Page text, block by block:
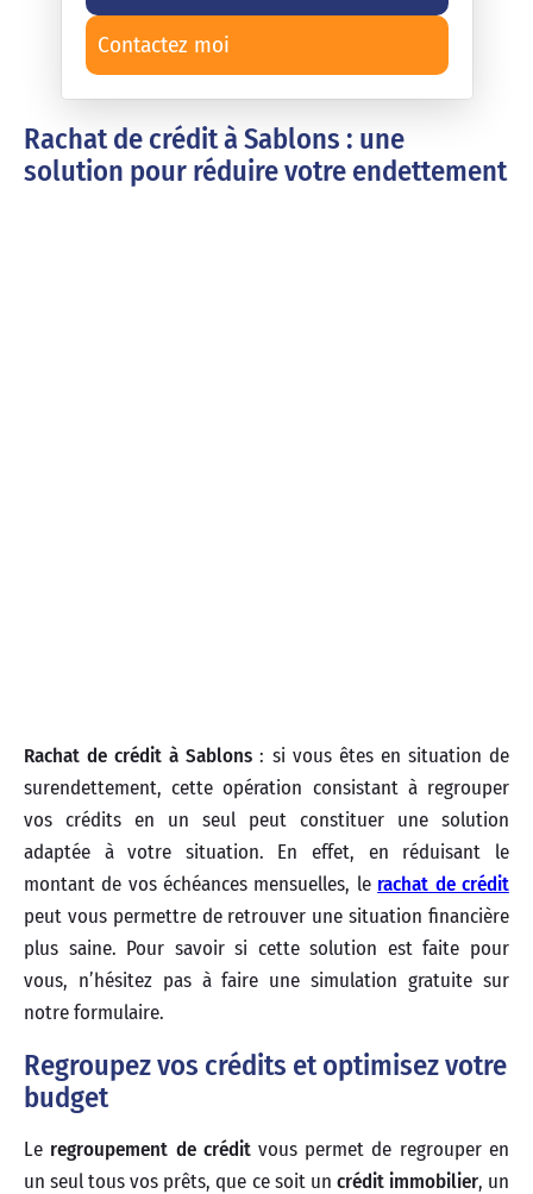
Contactez moi
Rachat de crédit à Sablons : une
solution pour réduire votre endettement
Rachat de crédit à Sablons : si vous êtes en situation de
surendettement, cette opération consistant à regrouper
vos crédits en un seul peut constituer une solution
adaptée à votre situation. En effet, en réduisant le
montant de vos échéances mensuelles, le rachat de crédit
peut vous permettre de retrouver une situation financière
plus saine. Pour savoir si cette solution est faite pour
vous, n’hésitez pas à faire une simulation gratuite sur
notre formulaire.
Regroupez vos crédits et optimisez votre
budget
Le regroupement de créditvous permet de regrouper en
un seul tous vos prêts, que ce soit un crédit immobilier, un